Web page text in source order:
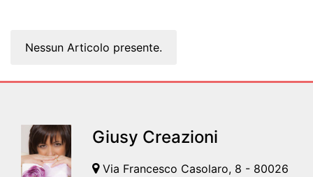
Nessun Articolo presente.
Giusy Creazioni
Via Francesco Casolaro, 8 - 80026